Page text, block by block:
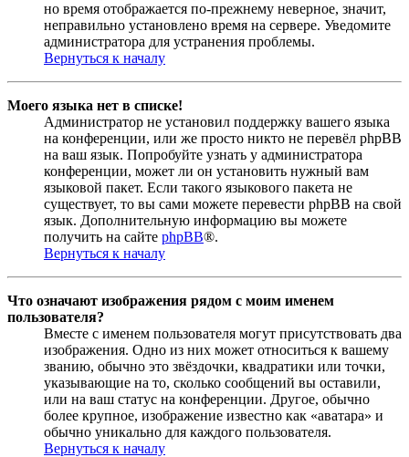
но время отображается по-прежнему неверное, значит,
неправильно установлено время на сервере. Уведомите
администратора для устранения проблемы.
Вернуться к началу
Моего языка нет в списке!
Администратор не установил поддержку вашего языка
на конференции, или же просто никто не перевёл phpBB
на ваш язык. Попробуйте узнать у администратора
конференции, может ли он установить нужный вам
языковой пакет. Если такого языкового пакета не
существует, то вы сами можете перевести phpBB на свой
язык. Дополнительную информацию вы можете
получить на сайте phpBB®.
Вернуться к началу
Что означают изображения рядом с моим именем
пользователя?
Вместе с именем пользователя могут присутствовать два
изображения. Одно из них может относиться к вашему
званию, обычно это звёздочки, квадратики или точки,
указывающие на то, сколько сообщений вы оставили,
или на ваш статус на конференции. Другое, обычно
более крупное, изображение известно как «аватара» и
обычно уникально для каждого пользователя.
Вернуться к началу